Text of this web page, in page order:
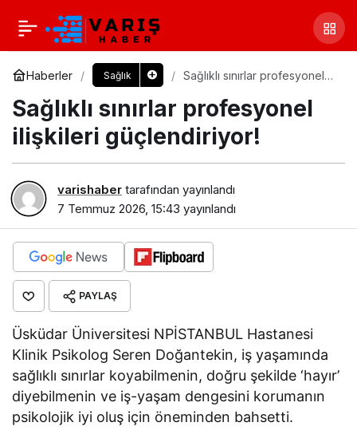
Haberler Sağlık
Sağlıklı sınırlar profesyonel
Sağlıklı sınırlar profesyonel
ilişkileri güçlendiriyor!
varishaber tarafından yayınlandı
7 Temmuz 2026, 15:43 yayınlandı
PAYLAŞ
Üsküdar Üniversitesi NPİSTANBUL Hastanesi
Klinik Psikolog Seren Doğantekin, iş yaşamında
sağlıklı sınırlar koyabilmenin, doğru şekilde ‘hayır’
diyebilmenin ve iş-yaşam dengesini korumanın
psikolojik iyi oluş için öneminden bahsetti.